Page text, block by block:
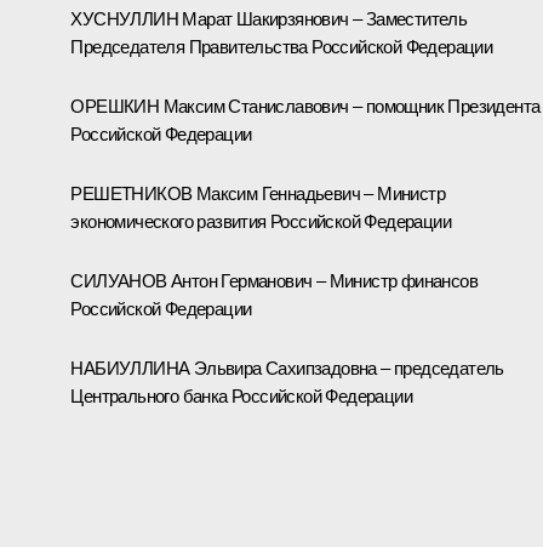
ХУСНУЛЛИН Марат Шакирзянович – Заместитель
Председателя Правительства Российской Федерации
ОРЕШКИН Максим Станиславович – помощник Президента
Российской Федерации
РЕШЕТНИКОВ Максим Геннадьевич – Министр
экономического развития Российской Федерации
СИЛУАНОВ Антон Германович – Министр финансов
Российской Федерации
НАБИУЛЛИНА Эльвира Сахипзадовна – председатель
Центрального банка Российской Федерации